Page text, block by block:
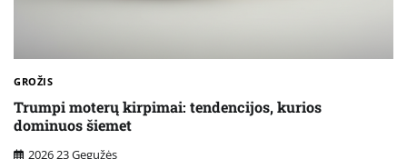
GROŽIS
Trumpi moterų kirpimai: tendencijos, kurios
dominuos šiemet
2026 23 Gegužės